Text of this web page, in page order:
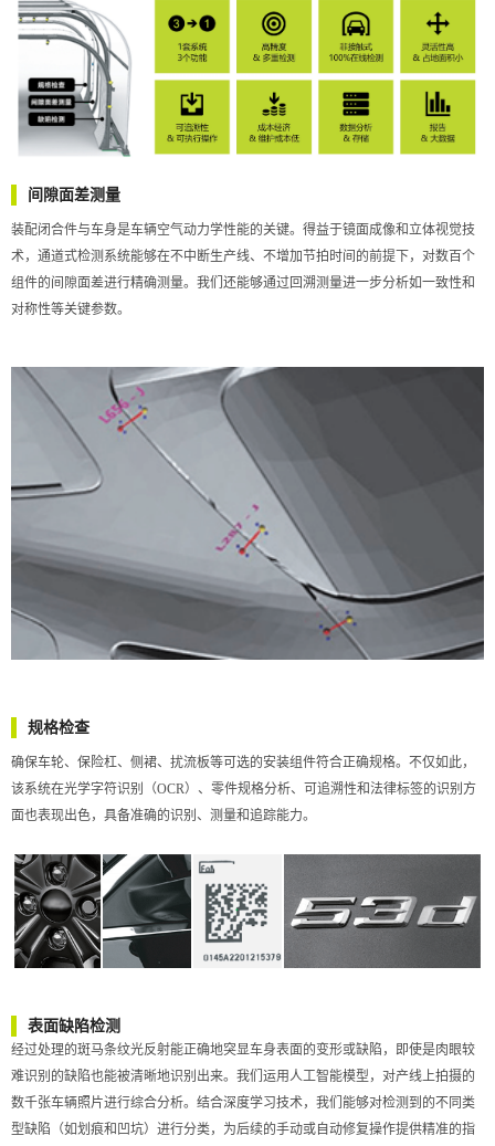
间隙面差测量
装配闭合件与车身是车辆空气动力学性能的关键。得益于镜面成像和立体视觉技
术，通道式检测系统能够在不中断生产线、不增加节拍时间的前提下，对数百个
组件的间隙面差进行精确测量。我们还能够通过回溯测量进一步分析如一致性和
对称性等关键参数。
规格检查
确保车轮、保险杠、侧裙、扰流板等可选的安装组件符合正确规格。不仅如此，
该系统在光学字符识别（OCR）、零件规格分析、可追溯性和法律标签的识别方
面也表现出色，具备准确的识别、测量和追踪能力。
表面缺陷检测
经过处理的斑马条纹光反射能正确地突显车身表面的变形或缺陷，即使是肉眼较
难识别的缺陷也能被清晰地识别出来。我们运用人工智能模型，对产线上拍摄的
数千张车辆照片进行综合分析。结合深度学习技术，我们能够对检测到的不同类
型缺陷（如划痕和凹坑）进行分类，为后续的手动或自动修复操作提供精准的指